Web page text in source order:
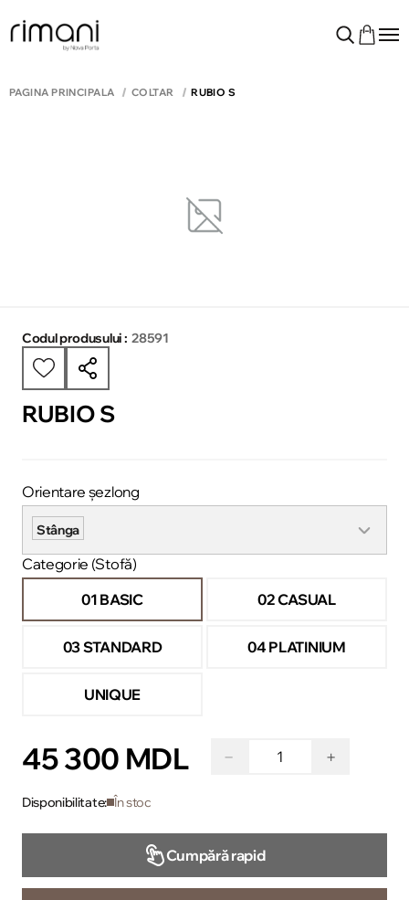
PAGINA PRINCIPALĂ COLTAR RUBIO S
Codul produsului : 28591
RUBIO S
Orientare șezlong
Stânga
Categorie (Stofă)
01 BASIC
02 CASUAL
03 STANDARD 04 PLATINIUM
UNIQUE
45 300 MDL − +
Disponibilitate: În stoc
Cumpără rapid